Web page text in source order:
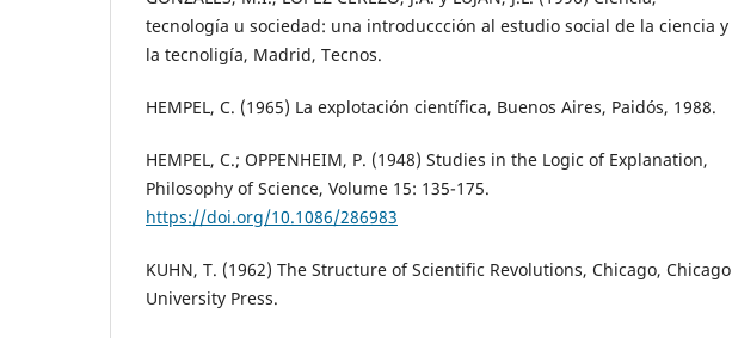
tecnología u sociedad: una introduccción al estudio social de la ciencia y
la tecnoligía, Madrid, Tecnos.
HEMPEL, C. (1965) La explotación científica, Buenos Aires, Paidós, 1988.
HEMPEL, C.; OPPENHEIM, P. (1948) Studies in the Logic of Explanation,
Philosophy of Science, Volume 15: 135-175.
https://doi.org/10.1086/286983
KUHN, T. (1962) The Structure of Scientific Revolutions, Chicago, Chicago
University Press.